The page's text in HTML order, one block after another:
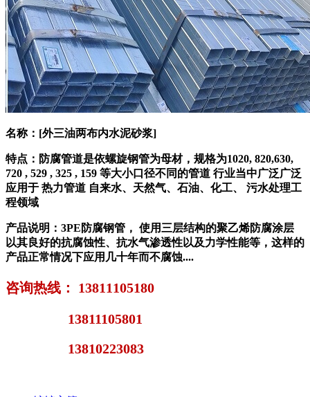
名称：[外三油两布内水泥砂浆]
特点： 防腐管道是依螺旋钢管为母材，规格为1020, 820,630,
720 , 529 , 325 , 159 等大小口径不同的管道 行业当中广泛广泛
应用于 热力管道 自来水、天然气、石油、化工、 污水处理工
程领域
产品说明： 3PE防腐钢管， 使用三层结构的聚乙烯防腐涂层
以其良好的抗腐蚀性、抗水气渗透性以及力学性能等，这样的
产品正常情况下应用几十年而不腐蚀....
咨询热线： 13811105180
13811105801
13810223083